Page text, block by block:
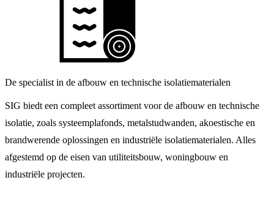
De specialist in de afbouw en technische isolatiematerialen
SIG biedt een compleet assortiment voor de afbouw en technische
isolatie, zoals systeemplafonds, metalstudwanden, akoestische en
brandwerende oplossingen en industriële isolatiematerialen. Alles
afgestemd op de eisen van utiliteitsbouw, woningbouw en
industriële projecten.